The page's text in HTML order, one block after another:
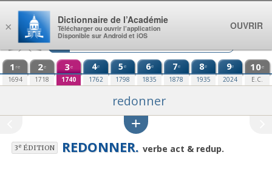
Aller au contenu
1 re
1694
2e
1718
3e
1740
4e
1762
5e
1798
6e
1835
7e
1878
8e
1935
9e
2024
10e
E.C.
redonner
3eÉDITION REDONNER. verbe act & redup.
×
Dictionnaire de l’Académie
Télécharger ou ouvrir l’application
Disponible sur Android et iOS
OUVRIR